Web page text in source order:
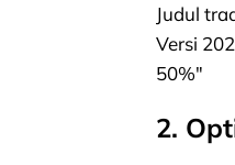
Judul
Versi
50%"
2.